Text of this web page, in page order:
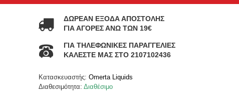
ΔΩΡΕΑΝ ΕΞΟΔΑ ΑΠΟΣΤΟΛΗΣ
ΓΙΑ ΑΓΟΡΕΣ ΑΝΩ ΤΩΝ 19€
ΓΙΑ ΤΗΛΕΦΩΝΙΚΕΣ ΠΑΡΑΓΓΕΛΙΕΣ
ΚΑΛΕΣΤΕ ΜΑΣ ΣΤΟ 2107102436
Κατασκευαστής: Omerta Liquids
Διαθεσιμότητα: Διαθέσιμο